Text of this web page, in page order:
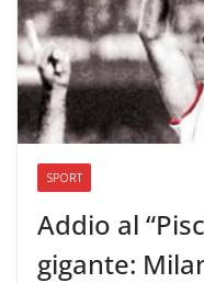
SPORT
Addio al
gigante: